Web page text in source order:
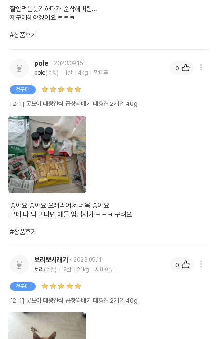
잘안먹는듯? 하다가 순삭해버림...
재구매해야겠어요 ㅋㅋㅋ
#상품후기
pole
2023.09.15
pole(수컷) 1살 4kg 말티푸
첫구매
[2+1] 굿보이 대왕간식 곱창꽈배기 대형견 2개입 40g
좋아요 좋아요 오래먹어서 더욱 좋아요
근데 다 먹고 나면 애들 입냄새가 ㅋㅋㅋ 구려요
#상품후기
0
보리뽀시래기
2023.09.11
보리 (수컷) 2살 21kg 시바이누
첫구매
[2+1] 굿보이 대왕간식 곱창꽈배기 대형견 2개입 40g
0